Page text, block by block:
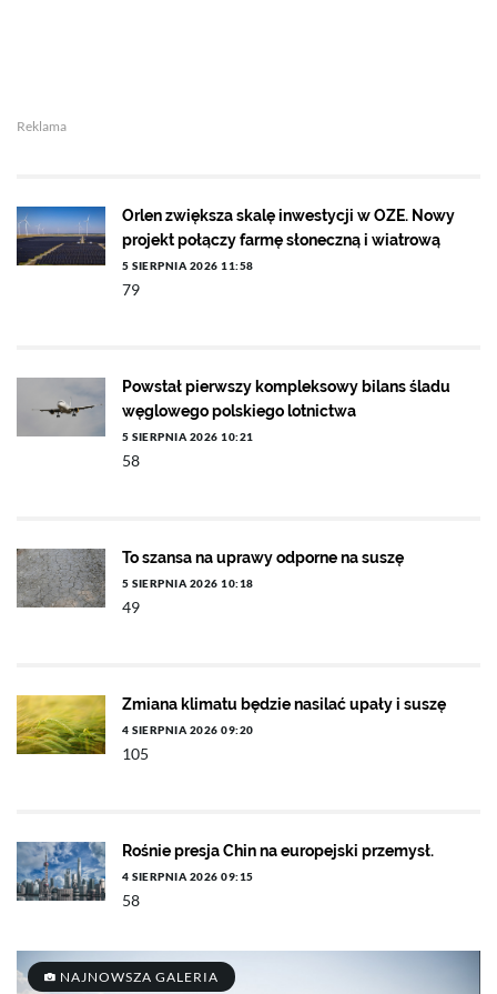
Reklama
Orlen zwiększa skalę inwestycji w OZE. Nowy
projekt połączy farmę słoneczną i wiatrową
5 SIERPNIA 2026 11:58
79
Powstał pierwszy kompleksowy bilans śladu
węglowego polskiego lotnictwa
5 SIERPNIA 2026 10:21
58
To szansa na uprawy odporne na suszę
5 SIERPNIA 2026 10:18
49
Zmiana klimatu będzie nasilać upały i suszę
4 SIERPNIA 2026 09:20
105
Rośnie presja Chin na europejski przemysł.
4 SIERPNIA 2026 09:15
58
NAJNOWSZA GALERIA